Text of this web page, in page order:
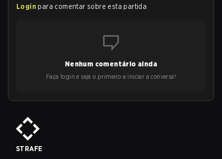
Login para comentar sobre esta partida
Nenhum comentário ainda
Faça login e seja o primeiro a iniciar a conversa!
STRAFE